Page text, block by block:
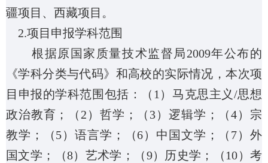
疆项目、西藏项目。
2.项目申报学科范围
根据原国家质量技术监督局2009年公布的
《学科分类与代码》和高校的实际情况，本次项
目申报的学科范围包括：（ 1）马克思主义/思想
政治教育；（2 ）哲学；（ 3）逻辑学；（4）宗
教学；（5）语言学；（6）中国文学；（ 7）外
国文学；（8）艺术学；（9）历史学；（10）考